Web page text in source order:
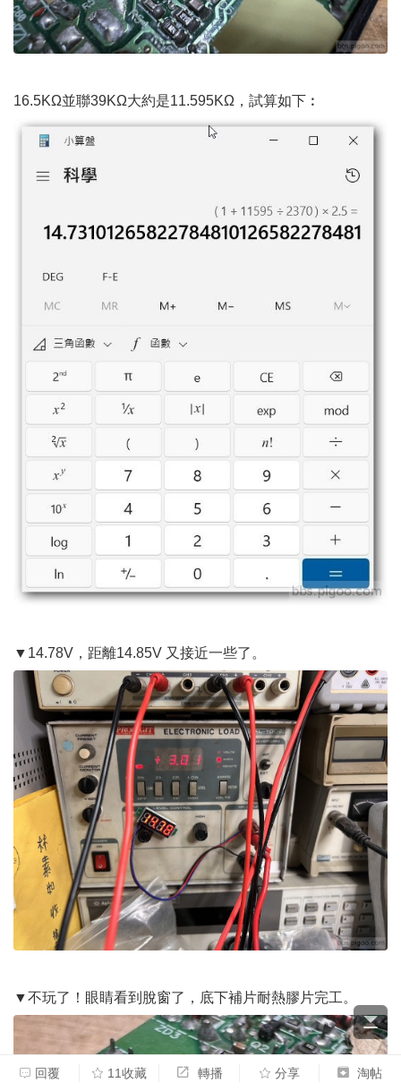
16.5KΩ並聯39KΩ大約是11.595KΩ，試算如下︰
▼14.78V，距離14.85V 又接近一些了。
▼不玩了！眼睛看到脫窗了，底下補片耐熱膠片完工。
回覆 11收藏 轉播 分享 淘帖